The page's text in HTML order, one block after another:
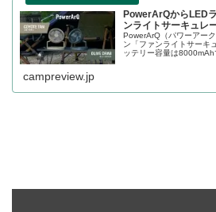
PowerArQからLED
ンライトサーキュレ
PowerArQ（パワーアー
ン「ファンライトサーキ
ッテリー容量は8000mAh
campreview.jp